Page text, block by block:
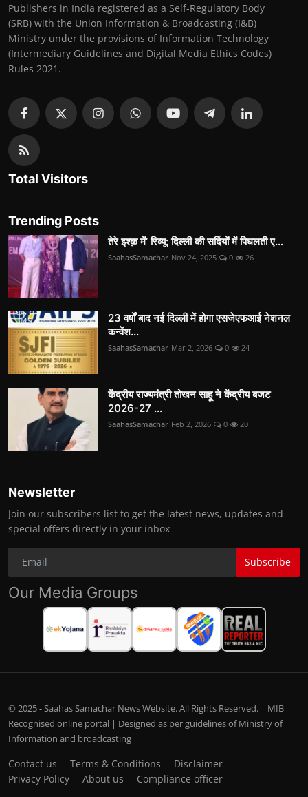
Publishers in India registered as a Self-Regulatory Body
(SRB) with the Union Information & Broadcasting (I&B)
Ministry under the provisions of Information Technology
(Intermediary Guidelines and Digital Media Ethics Codes)
Rules 2021.
Total Visitors
Trending Posts
तेरे इश्क़ में’ रिव्यू: दिल्ली की सर्दियों में पिघलती ए...
SaahasSamachar Nov 24, 2025 0 26
23 वर्षों बाद नई दिल्ली में होगा एसजेएफआई नेशनल
कन्वेंश...
SaahasSamachar Mar 2, 2026 0 24
केंद्रीय राज्यमंत्री तोखन साहू ने केंद्रीय बजट
2026-27 ...
SaahasSamachar Feb 2, 2026 0 20
Newsletter
Join our subscribers list to get the latest news, updates and
special offers directly in your inbox
Subscribe
Our Media Groups
© 2025 - Saahas Samachar News Website. All Rights Reserved. | MIB
Recognised online portal | Designed as per guidelines of Ministry of
Information and broadcasting
Contact us Terms & Conditions
Disclaimer
Privacy Policy
About us Compliance officer